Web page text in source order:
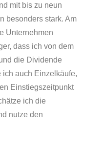
mit bis zu neun
besonders stark. Am
Unternehmen
dass ich von dem
die Dividende
auch Einzelkäufe,
Einstiegszeitpunkt
ich die
nutze den